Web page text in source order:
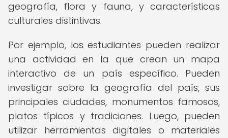
geografía, flora y fauna, y características
culturales distintivas.
Por ejemplo, los estudiantes pueden realizar
una actividad en la que crean un mapa
interactivo de un país específico. Pueden
investigar sobre la geografía del país, sus
principales ciudades, monumentos famosos,
platos típicos y tradiciones. Luego, pueden
utilizar herramientas digitales o materiales